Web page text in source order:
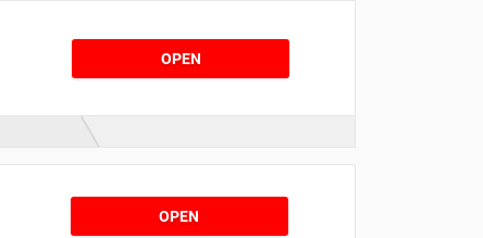
OPEN
OPEN